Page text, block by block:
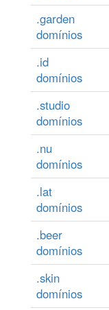
.garden
domínios
.id
domínios
.studio
domínios
.nu
domínios
.lat
domínios
.beer
domínios
.skin
domínios